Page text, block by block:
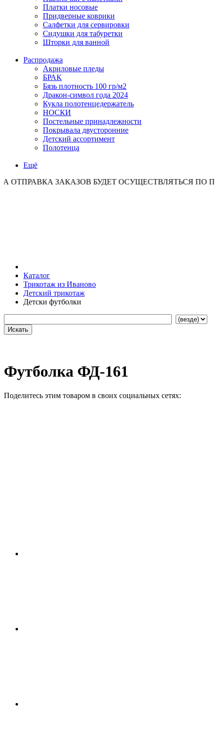
Платки носовые
Придверные коврики
Салфетки для сервировки
Сидушки для табуретки
Шторки для ванной
Распродажа
Акриловые пледы
БРАК
Бязь плотность 100 гр/м2
Дракон-символ года 2024
Кукла полотенцедержатель
НОСКИ
Постельные принадлежности
Покрывала двусторонние
Детский ассортимент
Полотенца
Ещё
ЗАКАЗОВ БУДЕТ ОСУЩЕСТВЛЯТЬСЯ ПО
Каталог
Трикотаж из Иваново
Детский трикотаж
Детски футболки
Футболка ФД-161
Поделитесь этим товаром в своих социальных сетях: